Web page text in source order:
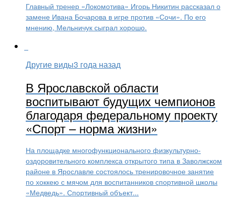
Главный тренер «Локомотива» Игорь Никитин рассказал о
замене Ивана Бочарова в игре против «Сочи». По его
мнению, Мельничук сыграл хорошо.
Другие виды3 года назад
В Ярославской области
воспитывают будущих чемпионов
благодаря федеральному проекту
«Спорт – норма жизни»
На площадке многофункционального физкультурно-
оздоровительного комплекса открытого типа в Заволжском
районе в Ярославле состоялось тренировочное занятие
по хоккею с мячом для воспитанников спортивной школы
«Медведь». Спортивный объект...